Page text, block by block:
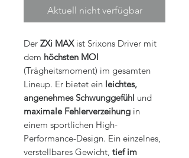
Aktuell nicht verfügbar
Der ZXi MAXist Srixons Driver mit
dem höchsten MOI
(Trägheitsmoment) im gesamten
Lineup. Er bietet ein leichtes,
angenehmes Schwunggefühl und
maximale Fehlerverzeihung in
einem sportlichen High-
Performance-Design. Ein einzelnes,
verstellbares Gewicht, tief im